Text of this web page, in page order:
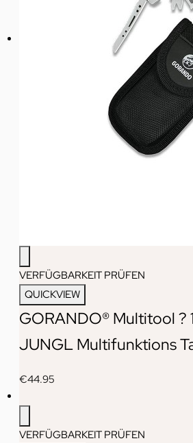
VERFÜGBARKEIT PRÜFEN
QUICKVIEW
GORANDO® Multitool ?
JUNGL Multifunktions
€44.95
VERFÜGBARKEIT PRÜFEN